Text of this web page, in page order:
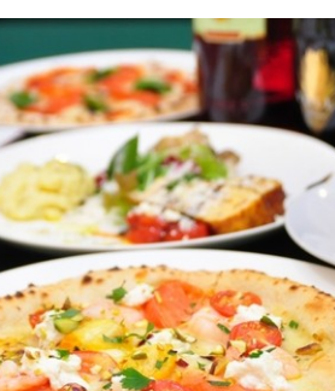
末年始休暇あり
専用室あり）
り(旅行、BBQ等) バイク通勤OK 髪型自由 ひげOK